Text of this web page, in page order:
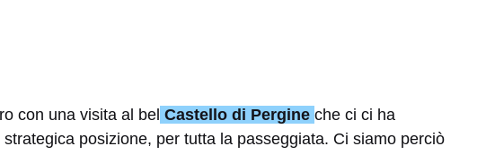
con una visita al bel Castello di Pergine che ci ci ha
posizione, per tutta la passeggiata. Ci siamo perciò